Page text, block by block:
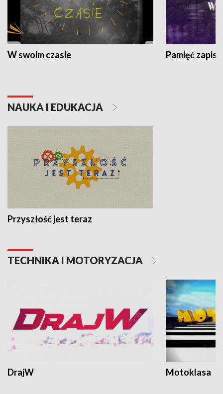
W swoim czasie Pamięć
NAUKA I EDUKACJA
Przyszłość jest teraz
TECHNIKA I MOTORYZACJA
DrajW Motoklasa